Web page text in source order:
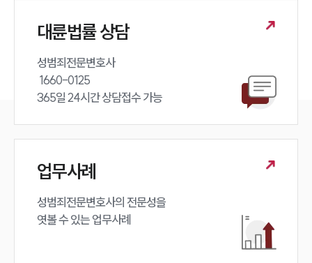
대륜법률 상담
성범죄전문변호사
365일 24시간 상담접수 가능
업무사례
성범죄전문변호사의 전문성을
엿볼 수 있는 업무사례